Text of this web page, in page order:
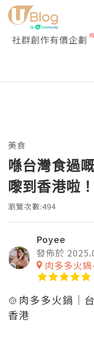
社群創作有價企劃
美食
喺台灣食過
嚟到香港啦！
瀏覽次數:494
Poyee
發佈於
肉多多火
🍲肉多多火鍋｜
香港